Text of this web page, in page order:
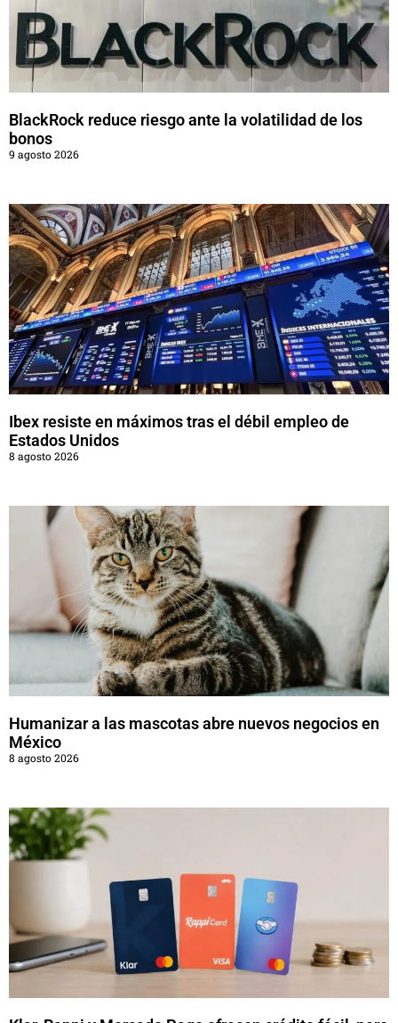
BlackRock reduce riesgo ante la volatilidad de los
bonos
9 agosto 2026
Ibex resiste en máximos tras el débil empleo de
Estados Unidos
8 agosto 2026
Humanizar a las mascotas abre nuevos negocios en
México
8 agosto 2026